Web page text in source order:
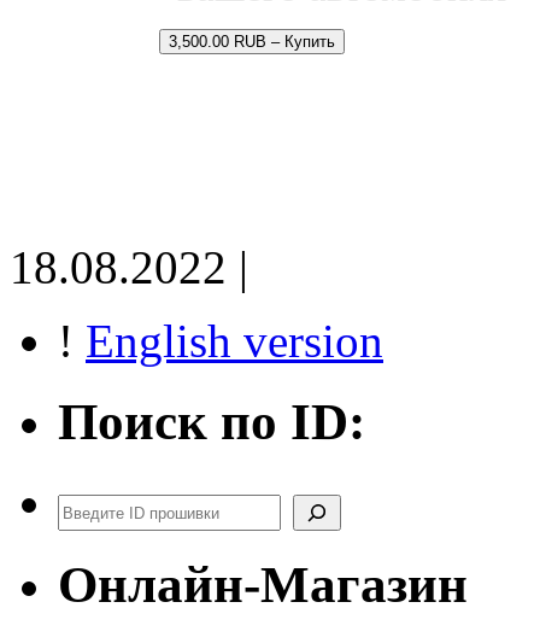
3,500.00 RUB – Купить
18.08.2022 |
! English version
Поиск по ID:
Поиск
Онлайн-Магазин